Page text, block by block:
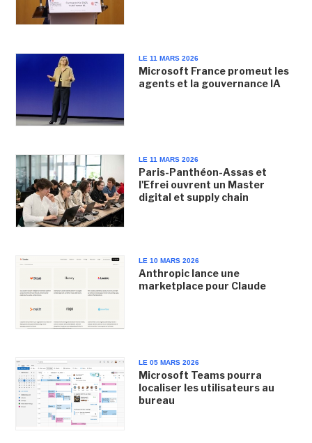
LE 11 MARS 2026
Microsoft France promeut les
agents et la gouvernance IA
LE 11 MARS 2026
Paris-Panthéon-Assas et
l'Efrei ouvrent un Master
digital et supply chain
LE 10 MARS 2026
Anthropic lance une
marketplace pour Claude
LE 05 MARS 2026
Microsoft Teams pourra
localiser les utilisateurs au
bureau